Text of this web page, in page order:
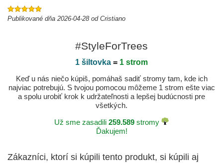
Publikované dňa 2026-04-28 od Cristiano
#StyleForTrees
1 šiltovka = 1 strom
Keď u nás niečo kúpiš, pomáhaš sadiť stromy tam, kde ich
najviac potrebujú. S tvojou pomocou môžeme 1 strom ešte viac
a spolu urobiť krok k udržateľnosti a lepšej budúcnosti pre
všetkých.
Už sme zasadili 259.589 stromy
Ďakujem!
Zákazníci, ktorí si kúpili tento produkt, si kúpili aj